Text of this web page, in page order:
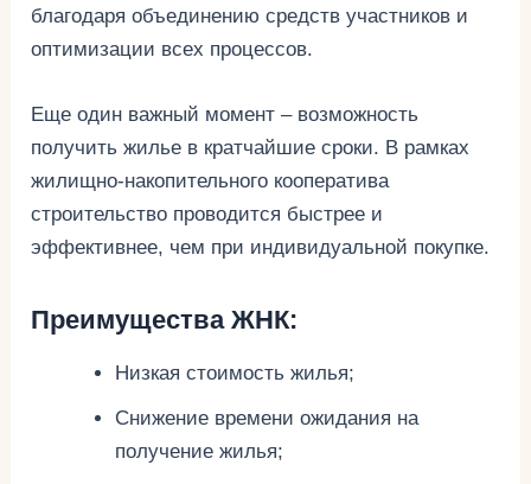
благодаря объединению средств участников и
оптимизации всех процессов.
Еще один важный момент – возможность
получить жилье в кратчайшие сроки. В рамках
жилищно-накопительного кооператива
строительство проводится быстрее и
эффективнее, чем при индивидуальной покупке.
Преимущества ЖНК:
Низкая стоимость жилья;
Снижение времени ожидания на
получение жилья;